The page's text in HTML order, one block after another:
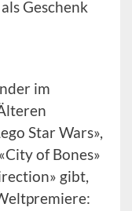
Geschenk
im
Star Wars»,
of Bones»
gibt,